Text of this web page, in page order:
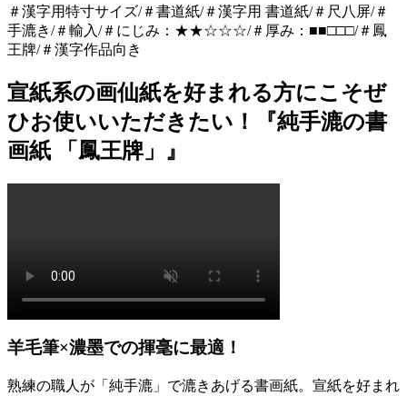
＃漢字用特寸サイズ/＃書道紙/＃漢字用 書道紙/＃尺八屏/＃
手漉き/＃輸入/＃にじみ：★★☆☆☆/＃厚み：■■□□□/＃鳳
王牌/＃漢字作品向き
宣紙系の画仙紙を好まれる方にこそぜ
ひお使いいただきたい！『純手漉の書
画紙 「鳳王牌」』
羊毛筆×濃墨での揮毫に最適！
熟練の職人が「純手漉」で漉きあげる書画紙。宣紙を好まれ